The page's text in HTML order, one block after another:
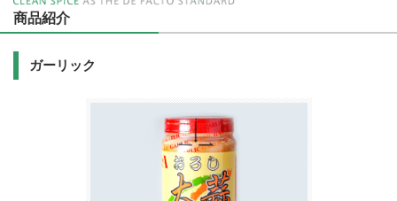
商品紹介
ガーリック